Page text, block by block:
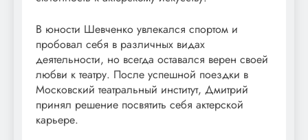
В юности Шевченко увлекался спортом и
пробовал себя в различных видaх
деятельности, но всегда оставался верен своей
любви к театру. После успешной поездки в
Московский театральный институт, Дмитрий
принял решение посвятить себя актерской
карьере.